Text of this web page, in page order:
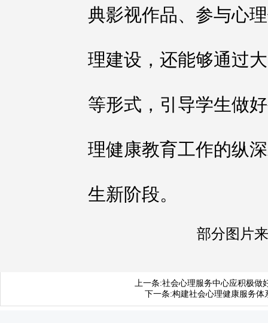
典影视作品、参与心
理建设，还能够通过
等形式，引导学生做
理健康教育工作的纵
生新阶段。
部分图片
上一条:社会心理服务中心应积极做
下一条:构建社会心理健康服务